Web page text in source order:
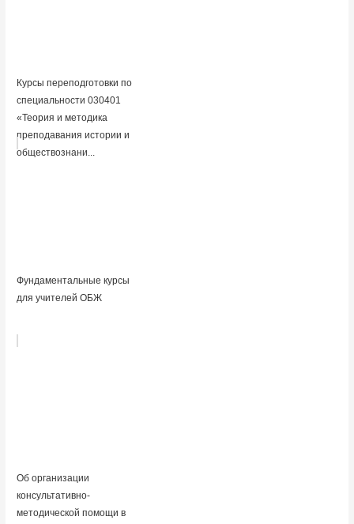
Курсы переподготовки по
специальности 030401
«Теория и методика
преподавания истории и
обществознани...
Фундаментальные курсы
для учителей ОБЖ
Об организации
консультативно-
методической помощи в